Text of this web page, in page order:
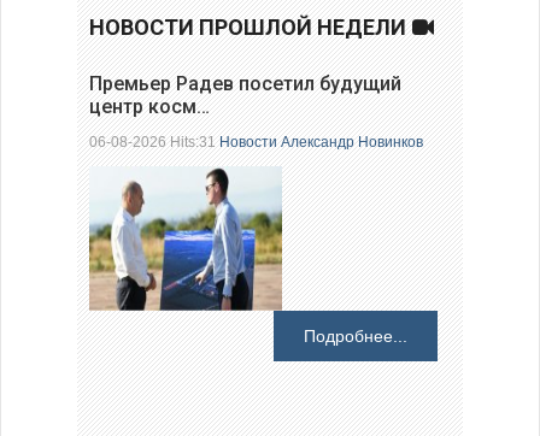
НОВОСТИ ПРОШЛОЙ НЕДЕЛИ
Премьер Радев посетил будущий
центр косм…
06-08-2026 Hits:31Новости Александр Новинков
Подробнее...